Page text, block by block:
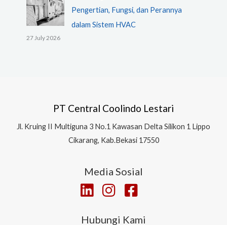
Pengertian, Fungsi, dan Perannya
dalam Sistem HVAC
27 July 2026
PT Central Coolindo Lestari
Jl. Kruing II Multiguna 3 No.1 Kawasan Delta Silikon 1 Lippo
Cikarang, Kab.Bekasi 17550
Media Sosial
Hubungi Kami